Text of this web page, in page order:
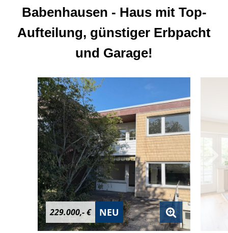
Babenhausen - Haus mit Top-
Aufteilung, günstiger Erbpacht
und Garage!
229.000,- € NEU